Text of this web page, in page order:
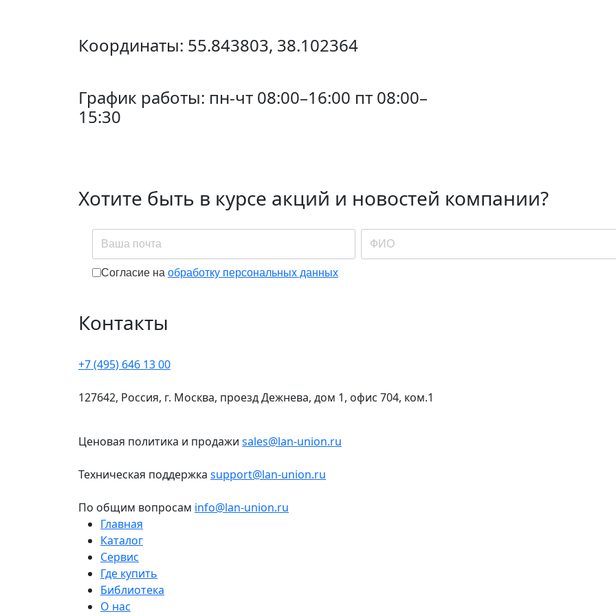
Координаты: 55.843803, 38.102364
График работы: пн-чт 08:00–16:00 пт 08:00–
15:30
Хотите быть в курсе акций и новостей компании?
Согласие на обработку персональных данных
Согласие на обработку персональных данных
Контакты
+7 (495) 646 13 00
127642, Россия, г. Москва, проезд Дежнева, дом 1, офис 704, ком.1
Ценовая политика и продажи sales@lan-union.ru
Техническая поддержка support@lan-union.ru
По общим вопросам info@lan-union.ru
Главная
Каталог
Сервис
Где купить
Библиотека
О нас